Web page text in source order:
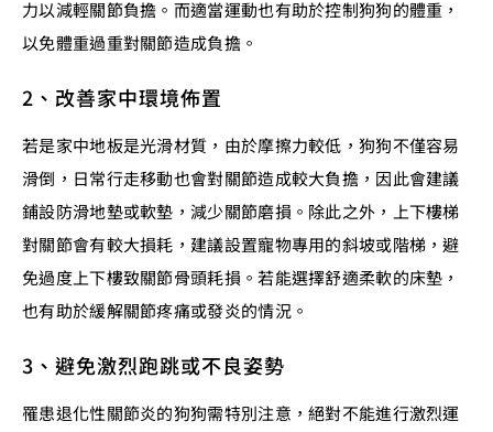
力以減輕關節負擔。而適當運動也有助於控制狗狗的體重，
以免體重過重對關節造成負擔。
2、改善家中環境佈置
若是家中地板是光滑材質，由於摩擦力較低，狗狗不僅容易
滑倒，日常行走移動也會對關節造成較大負擔，因此會建議
鋪設防滑地墊或軟墊，減少關節磨損。除此之外，上下樓梯
對關節會有較大損耗，建議設置寵物專用的斜坡或階梯，避
免過度上下樓致關節骨頭耗損。若能選擇舒適柔軟的床墊，
也有助於緩解關節疼痛或發炎的情況。
3、避免激烈跑跳或不良姿勢
罹患退化性關節炎的狗狗需特別注意，絕對不能進行激烈運